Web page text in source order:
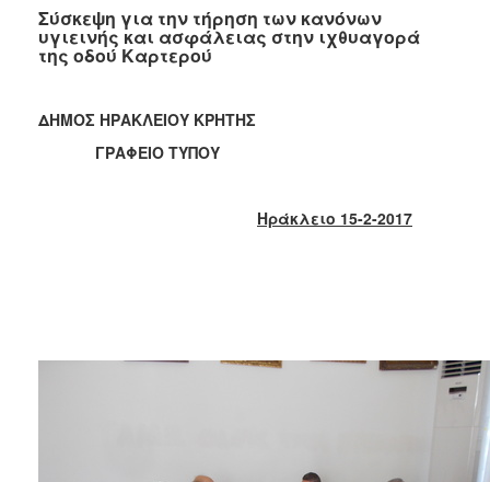
2022
2011
Σύσκεψη για την τήρηση των κανόνων
υγιεινής και ασφάλειας στην ιχθυαγορά
της οδού Καρτερού
ΔΗΜΟΣ ΗΡΑΚΛΕΙΟΥ ΚΡΗΤΗΣ
ΓΡΑΦΕΙΟ ΤΥΠΟΥ
Ηράκλειο 15-2-2017